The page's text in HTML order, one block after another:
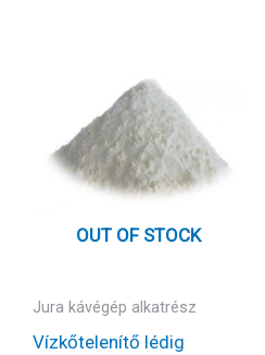
OUT OF STOCK
Jura kávégép alkatrész
Vízkőtelenítő lédig